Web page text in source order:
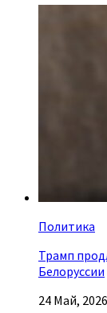
Политика
Трамп
Белоруссии
24 Май, 2026